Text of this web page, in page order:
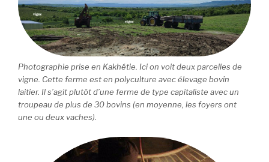
Photographie prise en Kakhétie. Ici on voit deux parcelles de
vigne. Cette ferme est en polyculture avec élevage bovin
laitier. Il s’agit plutôt d’une ferme de type capitaliste avec un
troupeau de plus de 30 bovins (en moyenne, les foyers ont
une ou deux vaches).